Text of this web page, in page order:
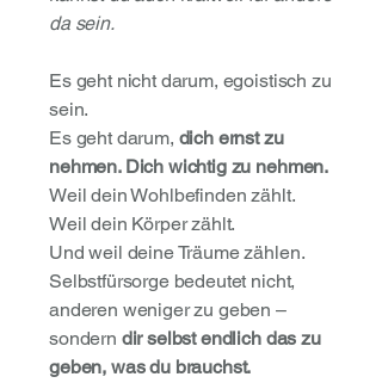
da sein.
Es geht nicht darum, egoistisch zu
sein.
Es geht darum, dich ernst zu
nehmen. Dich wichtig zu nehmen.
Weil dein Wohlbefinden zählt.
Weil dein Körper zählt.
Und weil deine Träume zählen.
Selbstfürsorge bedeutet nicht,
anderen weniger zu geben –
sondern dir selbst endlich das zu
geben, was du brauchst.